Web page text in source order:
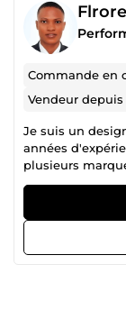
Commande en
Vendeur depuis
Je suis un
années
plusieurs
portent bien et sont
entreprises à
entreprise et à
des designs professionnels.
atteindre vos